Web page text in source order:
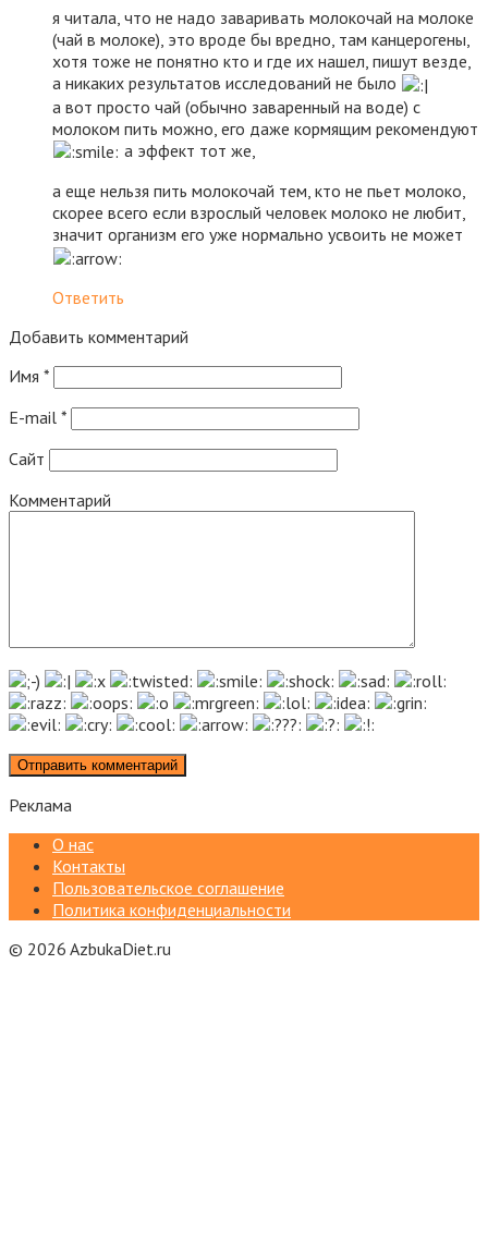
я читала, что не надо заваривать молокочай на молоке
(чай в молоке), это вроде бы вредно, там канцерогены,
хотя тоже не понятно кто и где их нашел, пишут везде,
а никаких результатов исследований не было
а вот просто чай (обычно заваренный на воде) с
молоком пить можно, его даже кормящим рекомендуют
а эффект тот же,
а еще нельзя пить молокочай тем, кто не пьет молоко,
скорее всего если взрослый человек молоко не любит,
значит организм его уже нормально усвоить не может
Ответить
Добавить комментарий
Имя *
E-mail *
Сайт
Комментарий
Реклама
О нас
Контакты
Пользовательское соглашение
Политика конфиденциальности
© 2026 AzbukaDiet.ru